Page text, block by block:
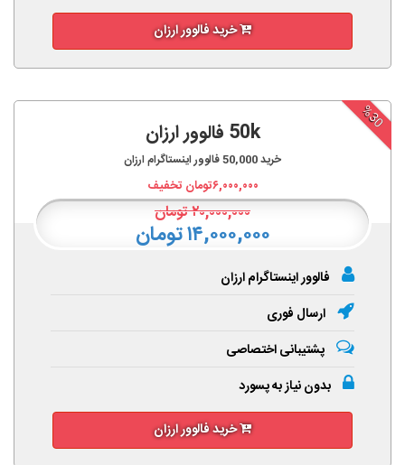
خرید فالوور ارزان
%30
50k فالوور ارزان
خرید50,000فالوور اینستاگرام ارزان
۶,۰۰۰,۰۰۰تومان تخفیف
۲۰,۰۰۰,۰۰۰تومان
۱۴,۰۰۰,۰۰۰ تومان
فالوور اینستاگرام ارزان
ارسال فوری
پشتیبانی اختصاصی
بدون نیاز به پسورد
خرید فالوور ارزان